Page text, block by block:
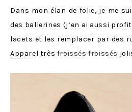
Dans mon élan de folie, je me
des ballerines (j’en ai aussi
lacets et les remplacer par des
Apparel trèsfroissés froissés